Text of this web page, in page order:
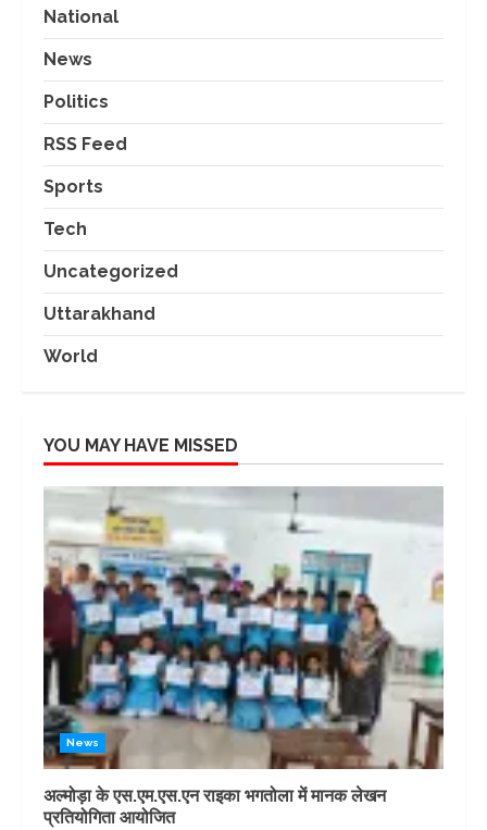
National
News
Politics
RSS Feed
Sports
Tech
Uncategorized
Uttarakhand
World
YOU MAY HAVE MISSED
News
अल्मोड़ा के एस.एम.एस.एन राइका भगतोला में मानक लेखन
प्रतियोगिता आयोजित